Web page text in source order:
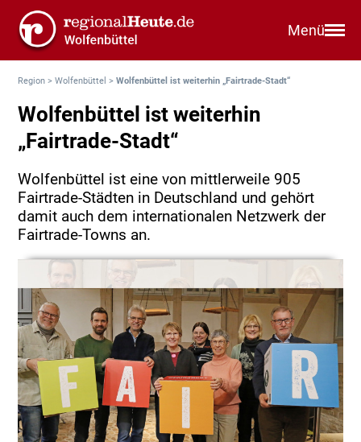
Menü
Region >Wolfenbüttel >Wolfenbüttel ist weiterhin „Fairtrade-Stadt“
Wolfenbüttel ist weiterhin
„Fairtrade-Stadt“
Wolfenbüttel ist eine von mittlerweile 905
Fairtrade-Städten in Deutschland und gehört
damit auch dem internationalen Netzwerk der
Fairtrade-Towns an.